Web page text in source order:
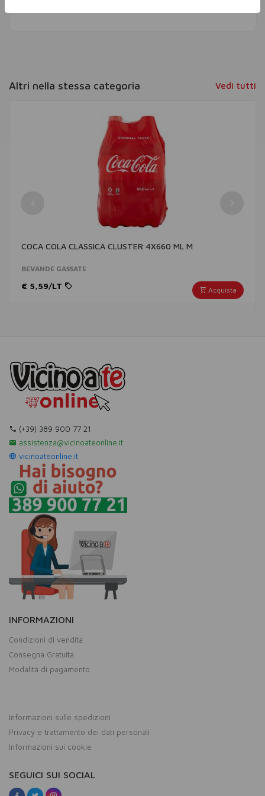
Altri nella stessa categoria Vedi tutti
COCA COLA CLASSICA CLUSTER 4X660 ML M
BEVANDE GASSATE
Acquista
€ 5,59/LT
(+39) 389 900 77 21
assistenza@vicinoateonline.it
vicinoateonline.it
INFORMAZIONI
Condizioni di vendita
Consegna Gratuita
Modalità di pagamento
Informazioni sulle spedizioni
Privacy e trattamento dei dati personali
Informazioni sui cookie
SEGUICI SUI SOCIAL